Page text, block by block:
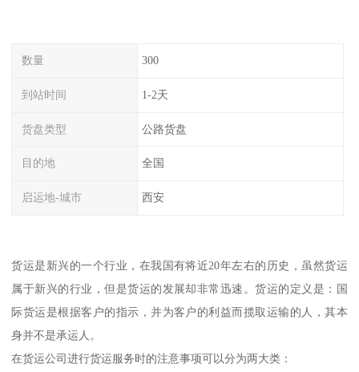
数量 300
到站时间 1-2天
货盘类型 公路货盘
目的地 全国
启运地-城市 西安
货运是新兴的一个行业，在我国有将近20年左右的历史，虽然货运
属于新兴的行业，但是货运的发展却非常迅速。货运的定义是：国
际货运是根据客户的指示，并为客户的利益而揽取运输的人，其本
身并不是承运人。
在货运公司进行货运服务时的注意事项可以分为两大类：